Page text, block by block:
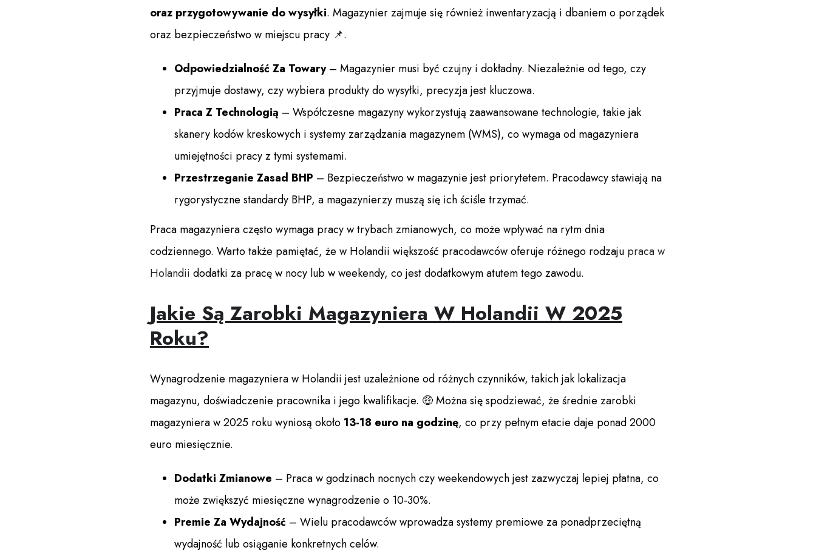
oraz przygotowywanie do wysyłki. Magazynier zajmuje się również inwentaryzacją i dbaniem o porządek
oraz bezpieczeństwo w miejscu pracy 📌.
Odpowiedzialność Za Towary– Magazynier musi być czujny i dokładny. Niezależnie od tego, czy
przyjmuje dostawy, czy wybiera produkty do wysyłki, precyzja jest kluczowa.
Praca Z Technologią – Współczesne magazyny wykorzystują zaawansowane technologie, takie jak
skanery kodów kreskowych i systemy zarządzania magazynem (WMS), co wymaga od magazyniera
umiejętności pracy z tymi systemami.
Przestrzeganie Zasad BHP – Bezpieczeństwo w magazynie jest priorytetem. Pracodawcy stawiają na
rygorystyczne standardy BHP, a magazynierzy muszą się ich ściśle trzymać.
Praca magazyniera często wymaga pracy w trybach zmianowych, co może wpływać na rytm dnia
codziennego. Warto także pamiętać, że w Holandii większość pracodawców oferuje różnego rodzaju praca w
Holandii dodatki za pracę w nocy lub w weekendy, co jest dodatkowym atutem tego zawodu.
Jakie Są Zarobki Magazyniera W Holandii W 2025
Roku?
Wynagrodzenie magazyniera w Holandii jest uzależnione od różnych czynników, takich jak lokalizacja
magazynu, doświadczenie pracownika i jego kwalifikacje. 🤑 Można się spodziewać, że średnie zarobki
magazyniera w 2025 roku wyniosą około 13-18 euro na godzinę, co przy pełnym etacie daje ponad 2000
euro miesięcznie.
Dodatki Zmianowe – Praca w godzinach nocnych czy weekendowych jest zazwyczaj lepiej płatna, co
może zwiększyć miesięczne wynagrodzenie o 10-30%.
Premie Za Wydajność – Wielu pracodawców wprowadza systemy premiowe za ponadprzeciętną
wydajność lub osiąganie konkretnych celów.